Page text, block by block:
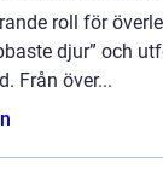
roll för
djur” och
Från över...